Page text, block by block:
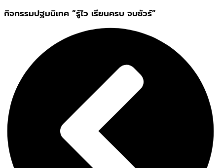
กิจกรรมปฐมนิเทศ “รู้ไว เรียนครบ จบชัวร์”